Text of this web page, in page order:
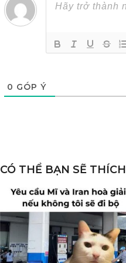
0 GÓP Ý
CÓ THỂ BẠN SẼ THÍCH